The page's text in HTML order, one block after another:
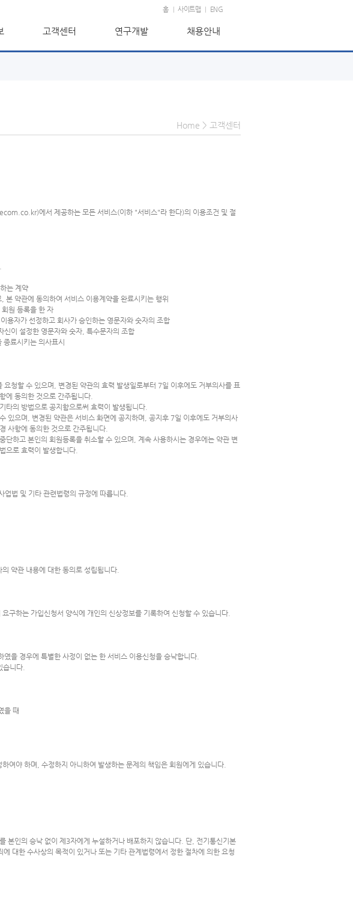
홈 사이트맵 ENG
고객센터 연구개발 채용안내
ENG
Home > 고객센터
에서 제공하는 모든 서비스(이하 "서비스"라 한다)의 이용조건 및 절
는 계약
약관에 동의하여 서비스 이용계약을 완료시키는 행위
원 등록을 한 자
용자가 선정하고 회사가 승인하는 영문자와 숫자의 조합
이 설정한 영문자와 숫자, 특수문자의 조합
료시키는 의사표시
청할 수 있으며, 변경된 약관의 효력 발생일로부터 7일 이후에도 거부의사를 표
에 동의한 것으로 간주됩니다.
타의 방법으로 공지함으로써 효력이 발생됩니다.
있으며, 변경된 약관은 서비스 화면에 공지하며, 공지후 7일 이후에도 거부의사
사항에 동의한 것으로 간주됩니다.
단하고 본인의 회원등록을 취소할 수 있으며, 계속 사용하시는 경우에는 약관 변
으로 효력이 발생합니다.
법 및 기타 관련법령의 규정에 따릅니다.
약관 내용에 대한 동의로 성립됩니다.
구하는 가입신청서 양식에 개인의 신상정보를 기록하여 신청할 수 있습니다.
을 경우에 특별한 사정이 없는 한 서비스 이용신청을 승낙합니다.
니다.
을 때
여야 하며, 수정하지 아니하여 발생하는 문제의 책임은 회원에게 있습니다.
본인의 승낙 없이 제3자에게 누설하거나 배포하지 않습니다. 단, 전기통신기본
대한 수사상의 목적이 있거나 또는 기타 관계법령에서 정한 절차에 의한 요청